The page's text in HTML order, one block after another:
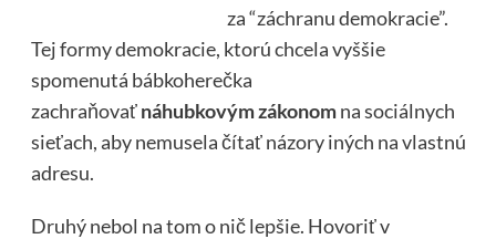
za “záchranu demokracie”.
Tej formy demokracie, ktorú chcela vyššie
spomenutá bábkoherečka
zachraňovaťnáhubkovým zákonomna sociálnych
sieťach, aby nemusela čítať názory iných na vlastnú
adresu.
Druhý nebol na tom o nič lepšie. Hovoriť v